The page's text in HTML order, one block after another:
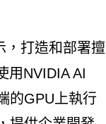
，打造和部署擅
用NVIDIA AI
的GPU上執行